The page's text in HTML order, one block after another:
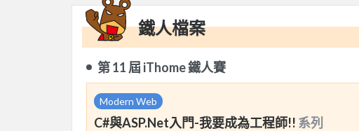
鐵人檔案
第 11 屆 iThome 鐵人賽
Modern Web
C#與ASP.Net入門-我要成為工程師!! 系列